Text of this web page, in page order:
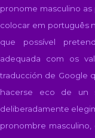
pronome masculino
colocar em português
que possível
adequada com os
traducción de Google
hacerse eco de un
deliberadamente
pronombre